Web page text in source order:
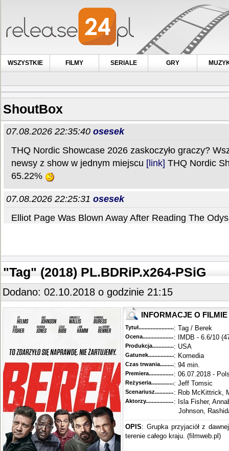
WSZYSTKIE FILMY SERIALE GRY
ShoutBox
"Tag" (2018) PL.BDRiP.x264-PSiG
Dodano: 02.10.2018 o godzinie 21:15
INFORMACJE O FILMIE
Tytuł............................................
: Tag / Berek
Ocena.............................................
: IMDB - 6.6/10
Produkcja.........................................
: USA
Gatunek...........................................
: Komedia
Czas trwania......................................
: 94 min.
Premiera..........................................
: 06.07.2018 -
Reżyseria........................................
: Jeff Tomsic
Scenariusz........................................
: Rob McKittrick,
Aktorzy...........................................
: Isla Fisher,
Johnson,
OPIS: Grupka przyjaciół z
terenie całego kraju. (filmweb.pl)